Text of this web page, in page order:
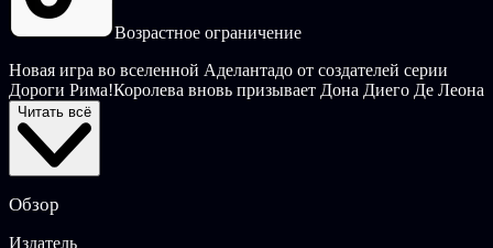
Возрастное ограничение
Новая игра во вселенной Аделантадо от создателей серии
Дороги Рима!Королева вновь призывает Дона Диего Де Леона
для выполнения важной миссии. Он должен собрать
экспедицию в Новые Земли и назначить её руководителя для
расширения открытых территорий и пополнения казны
золотом. Губернатором становится Дон Фелипе Де Сильва.
настроенными местными жителями, которые рассказывают о
Читать всё
Обзор
Издатель